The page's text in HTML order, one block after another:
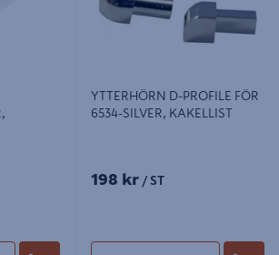
YTTERHÖRN D-PROFILE FÖR
6534-SILVER, KAKELLIST
198 kr / ST